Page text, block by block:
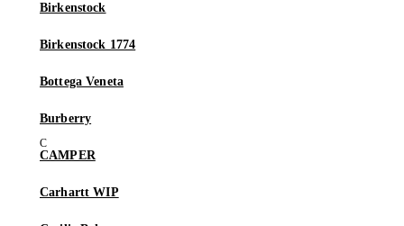
Birkenstock
Birkenstock 1774
Bottega Veneta
Burberry
CAMPER
Carhartt WIP